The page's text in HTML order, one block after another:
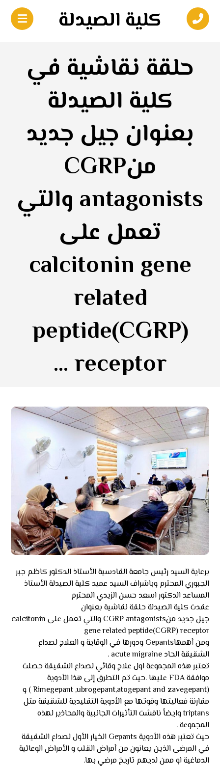
كلية الصيدلة
حلقة نقاشية في
كلية الصيدلة
بعنوان جيل جديد
منCGRP
antagonists والتي
تعمل على
calcitonin gene
related
peptide(CGRP)
receptor …
برعاية السيد رئيس جامعة القادسية الأستاذ الدكتور كاظم جبر
الجبوري المحترم وباشراف السيد عميد كلية الصيدلة الأستاذ
المساعد الدكتور اسعد حسن الزيدي المحترم
عقدت كلية الصيدلة حلقة نقاشية بعنوان
جيل جديد منCGRP antagonists والتي تعمل على calcitonin
gene related peptide(CGRP) receptor
ومن أهمهاGepants ودورها في الوقاية و العلاج لصداع
الشقيقة الحاد acute migraine .
تعتبر هذه المجموعة اول علاج وقائي لصداع الشقيقة حصلت
موافقة FDA عليها .حيث تم التطرق إلى هذا الأدوية
(Rimegepant ,ubrogepant,atogepant and zavegepant ) و
مقارنة فعاليتها وقوتها مع الأدوية التقليدية للشقيقة مثل
triptans وايضاً ناقشت التأثيرات الجانبية والمحاذير لهذه
المجموعة .
حيث تعتبر هذه الأدوية Gepants الخيار الأول لصداع الشقيقة
في المرضى الذين يعانون من أمراض القلب و الأمراض الوعائية
الدماغية او ممن لديهم تاريخ مرضي بها.